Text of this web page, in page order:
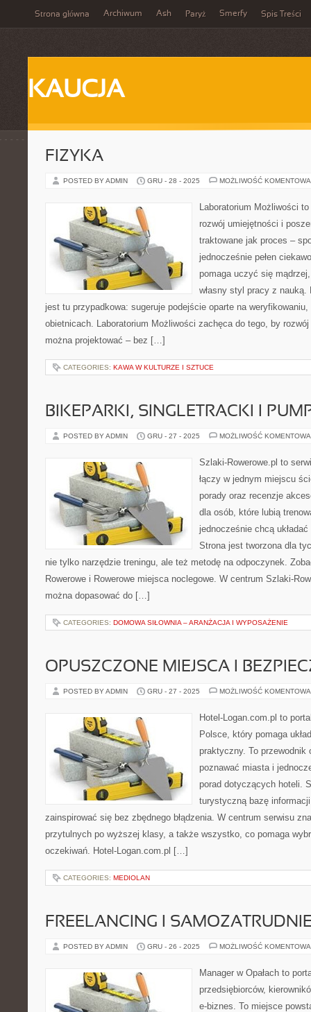
Strona główna Archiwum Ash Paryż Smerfy Spis Treści
KAUCJA
FIZYKA
POSTED BY ADMIN GRU - 28 - 2025 MOŻLIWOŚĆ
Laboratorium Możliwości
rozwój umiejętności i
traktowane jak proces –
jednocześnie pełen
pomaga uczyć się
własny styl pracy z nauką.
jest tu przypadkowa: sugeruje podejście oparte na
obietnicach. Laboratorium Możliwości zachęca do tego, by
można projektować – bez […]
CATEGORIES: KAWA W KULTURZE I SZTUCE
BIKEPARKI, SINGLETRACKI I
POSTED BY ADMIN GRU - 27 - 2025 MOŻLIWOŚĆ
Szlaki-Rowerowe.pl to
łączy w jednym miejscu
porady oraz recenzje
dla osób, które lubią
jednocześnie chcą
Strona jest tworzona dla
nie tylko narzędzie treningu, ale też metodę na odpoczynek.
Rowerowe i Rowerowe miejsca noclegowe. W centrum Szlaki-
można dopasować do […]
CATEGORIES: DOMOWA SIŁOWNIA – ARANŻACJA I WYPOSAŻENIE
OPUSZCZONE MIEJSCA I
POSTED BY ADMIN GRU - 27 - 2025 MOŻLIWOŚĆ
Hotel-Logan.com.pl to
Polsce, który pomaga
praktyczny. To przewodnik
poznawać miasta i
porad dotyczących hoteli.
turystyczną bazę
zainspirować się bez zbędnego błądzenia. W centrum serwisu
przytulnych po wyższej klasy, a także wszystko, co pomaga
oczekiwań. Hotel-Logan.com.pl […]
CATEGORIES: MEDIOLAN
FREELANCING I
POSTED BY ADMIN GRU - 26 - 2025 MOŻLIWOŚĆ
Manager w Opałach to
przedsiębiorców,
e-biznes. To miejsce